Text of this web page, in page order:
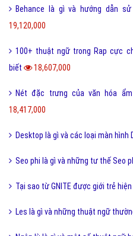
Behance là gì và hướng dẫn
19,120,000
100+ thuật ngữ trong Rap cực
biết
18,607,000
Nét đặc trưng của văn hóa
18,417,000
Desktop là gì và các loại màn hình
Seo phi là gì và những tư thế Seo
Tại sao từ GNITE được giới trẻ
Les là gì và những thuật ngữ